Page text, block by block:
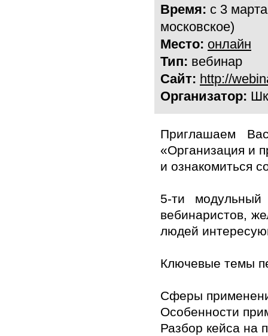
Время: с 3
московское)
Место: онлайн
Тип: вебинар
Сайт: http://
Организатор:
Приглашаем
«Организация и
и ознакомиться
5-ти модульный
вебинаристов,
людей
Ключевые темы
Сферы
Особенности
Разбор кейса на